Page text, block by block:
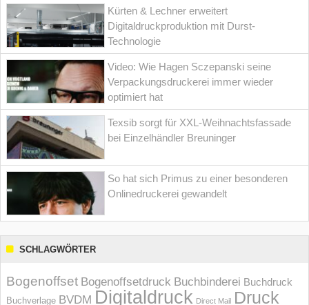
Kürten & Lechner erweitert
Digitaldruckproduktion mit Durst-
Technologie
Video: Wie Hagen Sczepanski seine
Verpackungsdruckerei immer wieder
optimiert hat
Texsib sorgt für XXL-Weihnachtsfassade
bei Einzelhändler Breuninger
So hat sich Primus zu einer besonderen
Onlinedruckerei gewandelt
SCHLAGWÖRTER
Bogenoffset Bogenoffsetdruck Buchbinderei Buchdruck
Buchverlage BVDM Digitaldruck Direct Mail Druck